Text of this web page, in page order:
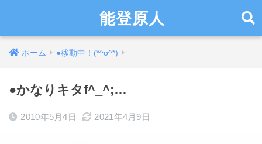
能登原人
ホーム ●移動中！(*^o^*)
●かなりキタf^_^;…
2010年5月4日 2021年4月9日